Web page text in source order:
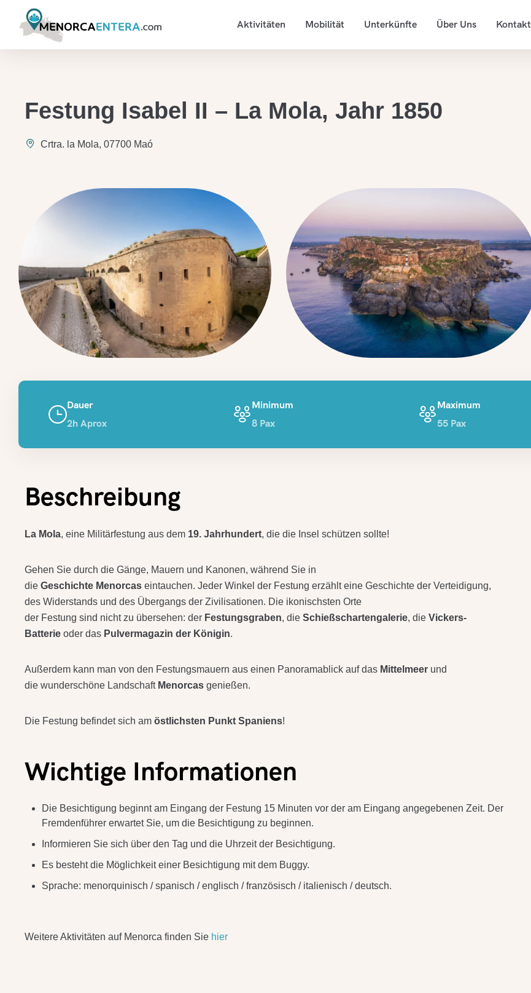
Aktivitäten Mobilität Unterkünfte Über Uns Kontakt
Festung Isabel II – La Mola, Jahr 1850
Crtra. la Mola, 07700 Maó
Dauer
2h Aprox
Minimum
8 Pax
Maximum
55 Pax
Beschreibung
La Mola, eine Militärfestung aus dem 19. Jahrhundert, die die Insel schützen sollte!
Gehen Sie durch die Gänge, Mauern und Kanonen, während Sie in
die Geschichte Menorcas eintauchen. Jeder Winkel der Festung erzählt eine Geschichte der Verteidigung,
des Widerstands und des Übergangs der Zivilisationen. Die ikonischsten Orte
der Festung sind nicht zu übersehen: der Festungsgraben, die Schießschartengalerie, die Vickers-
Batterie oder das Pulvermagazin der Königin.
Außerdem kann man von den Festungsmauern aus einen Panoramablick auf das Mittelmeer und
die wunderschöne Landschaft Menorcas genießen.
Die Festung befindet sich am östlichsten Punkt Spaniens!
Wichtige Informationen
Die Besichtigung beginnt am Eingang der Festung 15 Minuten vor der am Eingang angegebenen Zeit. Der
Fremdenführer erwartet Sie, um die Besichtigung zu beginnen.
Informieren Sie sich über den Tag und die Uhrzeit der Besichtigung.
Es besteht die Möglichkeit einer Besichtigung mit dem Buggy.
Sprache: menorquinisch / spanisch / englisch / französisch / italienisch / deutsch.
Weitere Aktivitäten auf Menorca finden Sie hier